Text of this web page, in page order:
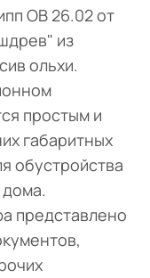
ОВ 26.02 от
из
ольхи.
простым и
габаритных
обустройства
представлено